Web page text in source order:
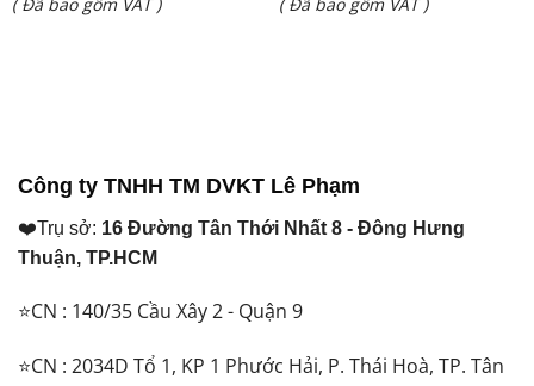
là:
( Đã bao gồm VAT )
là:
( Đã bao gồm VAT )
Công ty TNHH TM DVKT Lê Phạm
❤️Trụ sở: 16 Đường Tân Thới Nhất 8 - Đông Hưng
Thuận, TP.HCM
⭐CN : 140/35 Cầu Xây 2 - Quận 9
⭐CN : 2034D Tổ 1, KP 1 Phước Hải, P. Thái Hoà, TP. Tân